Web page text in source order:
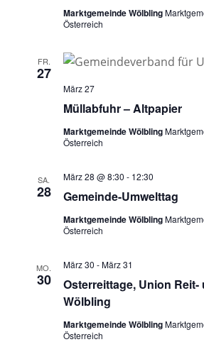
Marktgemeinde Wölbling
Österreich
FR.
27
Müllabfuhr – Altpapier
März 27
Marktgemeinde Wölbling
Österreich
SA.
28 Gemeinde-Umwelttag
März 28 @ 8:30 - 12:30
Marktgemeinde Wölbling
Österreich
MO.
30
Osterreittage, Union
Wölbling
März 30 -März 31
Marktgemeinde Wölbling
Österreich